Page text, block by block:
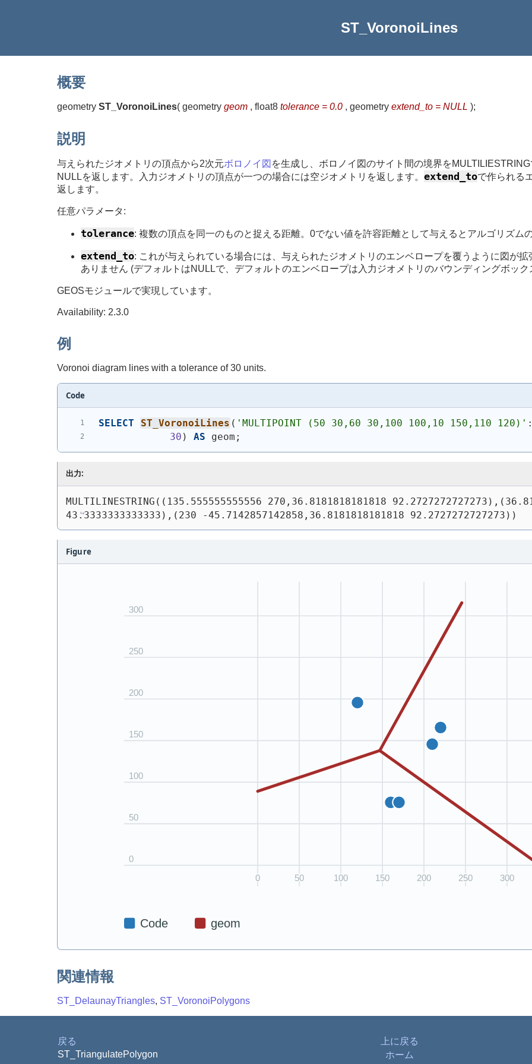
ST_VoronoiLines
概要
geometry ST_VoronoiLines( geometry geom , float8 tolerance = 0.0 , geometry extend_to = NULL );
説明
与えられたジオメトリの頂点から2次元ボロノイ図 を生成し、ボロノイ図のサイト間の境界を
NULLを返します。入力ジオメトリの頂点が一つの場合には空ジオメトリを返します。 extend_toで作られる
返します。
任意パラメータ:
tolerance: 複数の頂点を同一のものと捉える距離。0でない値を許容距離として与えるとアルゴリズム
extend_to: これが与えられている場合には、与えられたジオメトリのエンベロープを覆うように図が
ありません (デフォルトはNULLで、デフォルトのエンベロープは入力ジオメトリのバウンディングボック
GEOSモジュールで実現しています。
Availability: 2.3.0
例
Voronoi diagram lines with a tolerance of 30 units.
Code
SELECT ST_VoronoiLines ( 'MULTIPOINT (50 30,60 30,100 100,10 150,110 120) '
30 ) AS geom;
出力:
MULTILINESTRING((135.555555555556 270,36.8181818181818
43.3333333333333),(230 -45.7142857142858,36.8181818181818 92.2727272727273))
Figure
関連情報
ST_DelaunayTriangles, ST_VoronoiPolygons
戻る 上に戻る
ST_TriangulatePolygon
ホーム